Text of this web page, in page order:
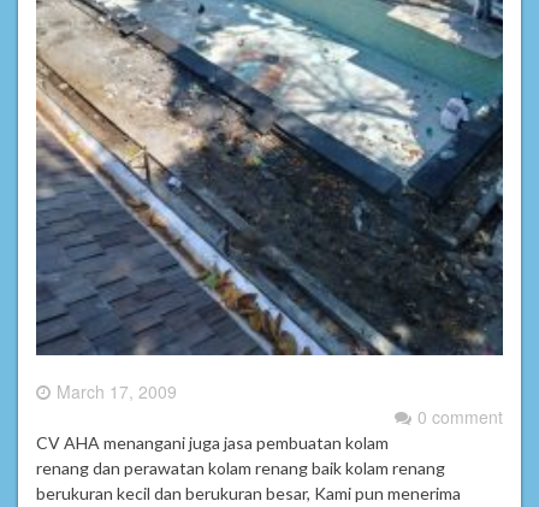
March 17, 2009
0 comment
CV AHA menangani juga jasa pembuatan kolam
renang dan perawatan kolam renang baik kolam renang
berukuran kecil dan berukuran besar, Kami pun menerima